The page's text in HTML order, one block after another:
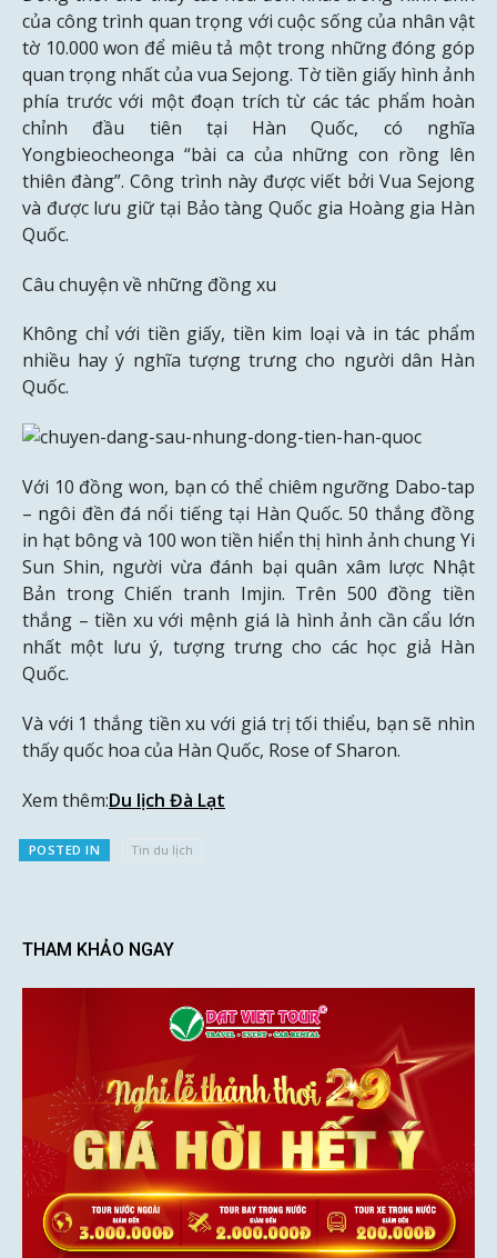
của công trình quan trọng với cuộc sống của nhân vật
tờ 10.000 won để miêu tả một trong những đóng góp
quan trọng nhất của vua Sejong. Tờ tiền giấy hình ảnh
phía trước với một đoạn trích từ các tác phẩm hoàn
chỉnh đầu tiên tại Hàn Quốc, có nghĩa
Yongbieocheonga “bài ca của những con rồng lên
thiên đàng”. Công trình này được viết bởi Vua Sejong
và được lưu giữ tại Bảo tàng Quốc gia Hoàng gia Hàn
Quốc.
Câu chuyện về những đồng xu
Không chỉ với tiền giấy, tiền kim loại và in tác phẩm
nhiều hay ý nghĩa tượng trưng cho người dân Hàn
Quốc.
Với 10 đồng won, bạn có thể chiêm ngưỡng Dabo-tap
– ngôi đền đá nổi tiếng tại Hàn Quốc. 50 thắng đồng
in hạt bông và 100 won tiền hiển thị hình ảnh chung Yi
Sun Shin, người vừa đánh bại quân xâm lược Nhật
Bản trong Chiến tranh Imjin. Trên 500 đồng tiền
thắng – tiền xu với mệnh giá là hình ảnh cần cẩu lớn
nhất một lưu ý, tượng trưng cho các học giả Hàn
Quốc.
Và với 1 thắng tiền xu với giá trị tối thiểu, bạn sẽ nhìn
thấy quốc hoa của Hàn Quốc, Rose of Sharon.
Xem thêm:Du lịch Đà Lạt
POSTED IN Tin du lịch
THAM KHẢO NGAY